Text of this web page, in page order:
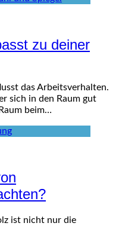
zu deiner
das Arbeitsverhalten.
sich in den Raum gut
beim…
ist nicht nur die